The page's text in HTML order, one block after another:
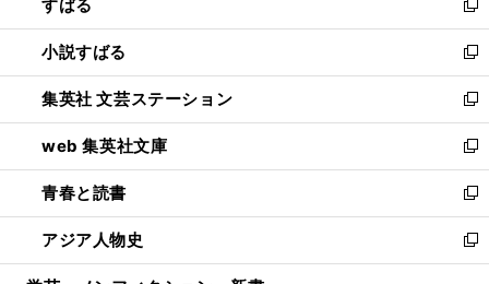
く
で
開
く
ド
ウ
で
開
く
すばる
新
し
い
ウ
ィ
ン
ド
ウ
で
開
く
小説すばる
新
し
い
ウ
ィ
ン
ド
ウ
で
開
集英社 文芸ステーション
新
し
い
ウ
ィ
ン
ド
ウ
web 集英社文庫
新
し
い
ウ
ィ
ン
青春と読書
新
し
い
ウ
アジア人物史
新
し